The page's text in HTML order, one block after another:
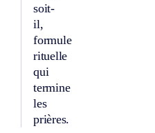
soit-
il,
formule
rituelle
qui
termine
les
prières.